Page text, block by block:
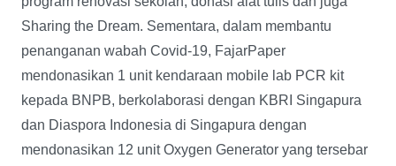
Sharing the Dream. Sementara, dalam membantu
penanganan wabah Covid-19, FajarPaper
mendonasikan 1 unit kendaraan mobile lab PCR kit
kepada BNPB, berkolaborasi dengan KBRI Singapura
dan Diaspora Indonesia di Singapura dengan
mendonasikan 12 unit Oxygen Generator yang tersebar